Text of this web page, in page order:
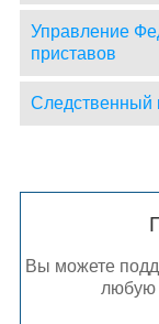
Управление
приставов
Следственный
Вы можете
любую